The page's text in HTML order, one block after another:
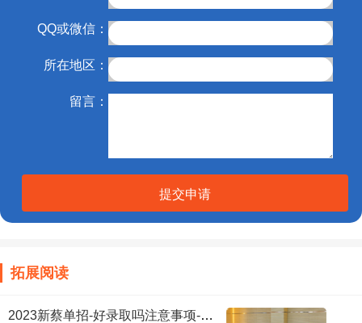
QQ或微信：
所在地区：
留言：
提交申请
拓展阅读
2023新蔡单招-好录取吗注意事项-必看